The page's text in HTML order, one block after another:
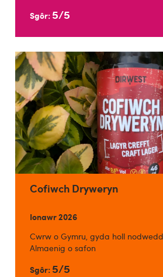
Sgôr: 5/5
Cofiwch Dryweryn
Ionawr 2026
Cwrw o Gymru, gyda holl
Almaenig o safon
Sgôr: 5/5